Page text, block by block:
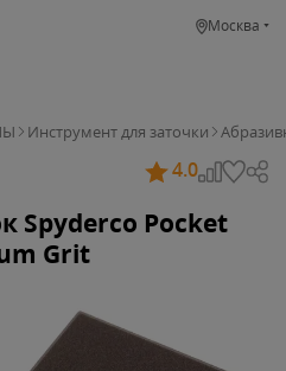
Москва
Инструмент для заточки
4.0
Spyderco Pocket
Grit